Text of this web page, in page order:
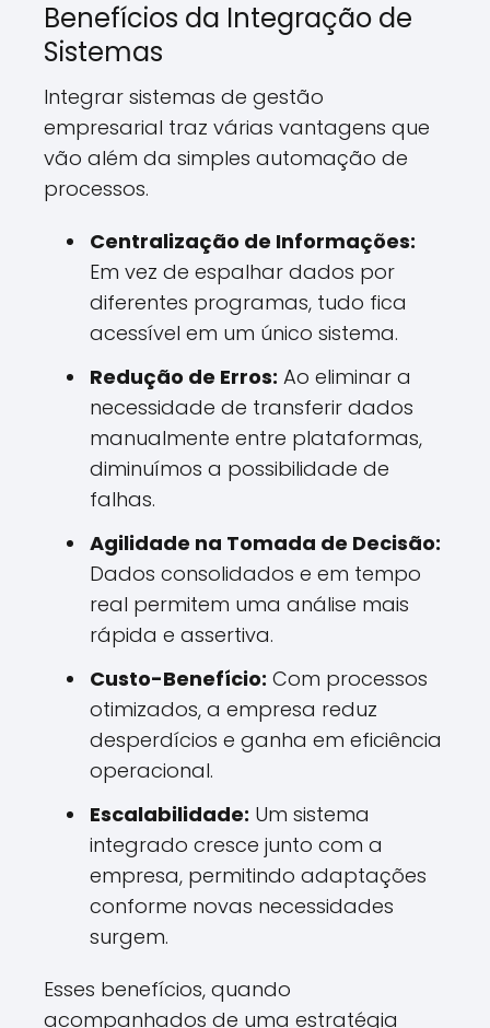
Benefícios da Integração de
Sistemas
Integrar sistemas de gestão
empresarial traz várias vantagens que
vão além da simples automação de
processos.
Centralização de Informações:
Em vez de espalhar dados por
diferentes programas, tudo fica
acessível em um único sistema.
Redução de Erros: Ao eliminar a
necessidade de transferir dados
manualmente entre plataformas,
diminuímos a possibilidade de
falhas.
Agilidade na Tomada de Decisão:
Dados consolidados e em tempo
real permitem uma análise mais
rápida e assertiva.
Custo-Benefício: Com processos
otimizados, a empresa reduz
desperdícios e ganha em eficiência
operacional.
Escalabilidade: Um sistema
integrado cresce junto com a
empresa, permitindo adaptações
conforme novas necessidades
surgem.
Esses benefícios, quando
acompanhados de uma estratégia